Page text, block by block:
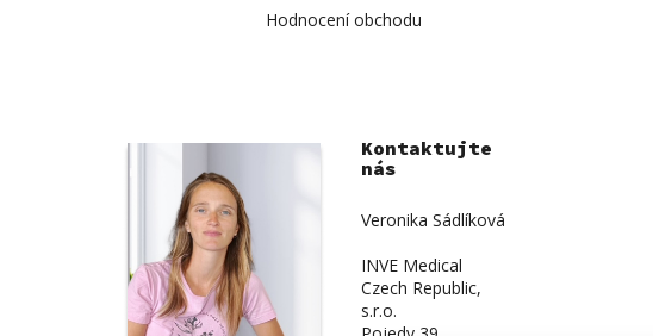
Hodnocení obchodu
Kontaktujte
nás
Veronika Sádlíková
INVE Medical
Czech Republic,
s.r.o.